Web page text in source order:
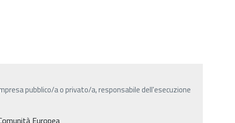
pubblico/a o privato/a, responsabile dell'esecuzione
Europea